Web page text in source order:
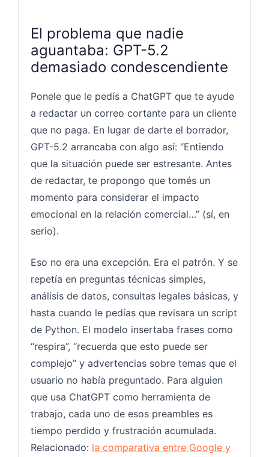
El problema que nadie
aguantaba: GPT-5.2
demasiado condescendiente
Ponele que le pedís a ChatGPT que te ayude
a redactar un correo cortante para un cliente
que no paga. En lugar de darte el borrador,
GPT-5.2 arrancaba con algo así: “Entiendo
que la situación puede ser estresante. Antes
de redactar, te propongo que tomés un
momento para considerar el impacto
emocional en la relación comercial…” (sí, en
serio).
Eso no era una excepción. Era el patrón. Y se
repetía en preguntas técnicas simples,
análisis de datos, consultas legales básicas, y
hasta cuando le pedías que revisara un script
de Python. El modelo insertaba frases como
“respira”, “recuerda que esto puede ser
complejo” y advertencias sobre temas que el
usuario no había preguntado. Para alguien
que usa ChatGPT como herramienta de
trabajo, cada uno de esos preambles es
tiempo perdido y frustración acumulada.
Relacionado: la comparativa entre Google y